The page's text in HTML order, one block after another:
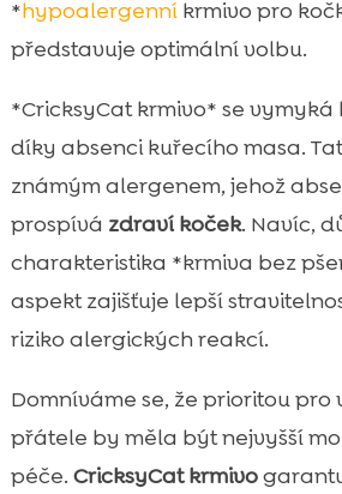
*hypoalergenníkrmivo pro
představuje optimální volbu.
*CricksyCat krmivo* se
díky absenci kuřecího masa.
známým alergenem, jehož
prospívá zdraví koček. Navíc,
charakteristika *krmiva bez
aspekt zajišťuje lepší
riziko alergických reakcí.
Domníváme se, že prioritou pro
přátele by měla být nejvyšší
péče. CricksyCat krmivo